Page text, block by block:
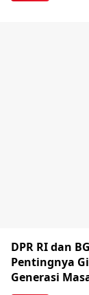
DPR RI dan
Pentingnya
Generasi